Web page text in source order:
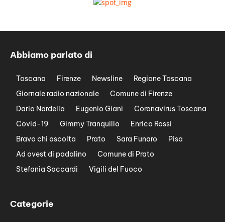
Abbiamo parlato di
Toscana Firenze Newsline
Regione Toscana
Giornale radio nazionale
Comune di Firenze
Dario Nardella
Eugenio Giani
Coronavirus Toscana
Covid-19
Gimmy Tranquillo
Enrico Rossi
Bravo chi ascolta
Prato Sara Funaro
Pisa
Ad ovest di padalino
Comune di Prato
Stefania Saccardi
Vigili del Fuoco
Categorie